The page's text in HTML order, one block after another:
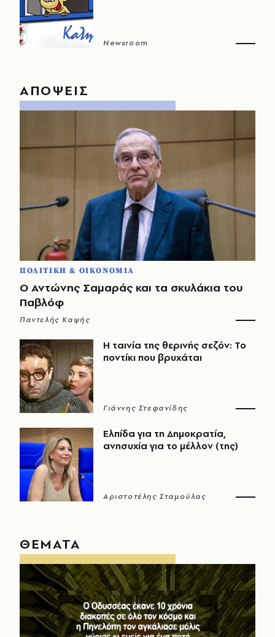
Newsroom
ΑΠΟΨΕΙΣ
ΠΟΛΙΤΙΚΗ & ΟΙΚΟΝΟΜΙΑ
Ο Αντώνης Σαμαράς και τα σκυλάκια του
Παβλόφ
Παντελής Καψής
Η ταινία της θερινής σεζόν: Το
ποντίκι που βρυχάται
Γιάννης Στεφανίδης
Ελπίδα για τη Δημοκρατία,
ανησυχία για το μέλλον (της)
Αριστοτέλης Σταμούλας
ΘΕΜΑΤΑ